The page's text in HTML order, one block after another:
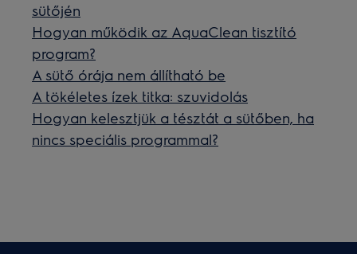
sütőjén
Hogyan működik az AquaClean tisztító
program?
A sütő órája nem állítható be
A tökéletes ízek titka: szuvidolás
Hogyan kelesztjük a tésztát a sütőben, ha
nincs speciális programmal?